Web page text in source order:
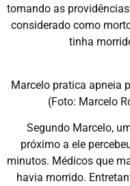
tomando as
considerado como
tinha
Marcelo pratica apneia
(Foto: Marcelo
Segundo Marcelo,
próximo a ele
minutos. Médicos que
havia morrido.